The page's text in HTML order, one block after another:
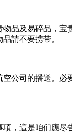
品及易碎品，
請不要携带。
公司的播送。
，這是咱们應尽